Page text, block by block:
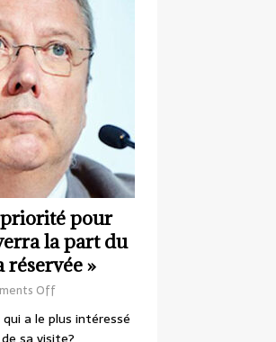
priorité pour
la part du
»
Off
qui a le plus intéressé